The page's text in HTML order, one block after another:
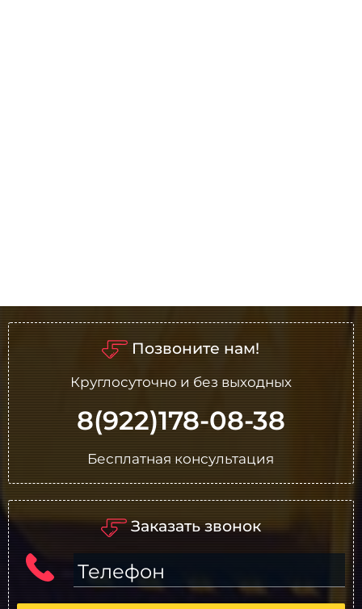
Позвоните нам!
Круглосуточно и без выходных
8(922)178-08-38
Бесплатная консультация
Заказать звонок
Телефон